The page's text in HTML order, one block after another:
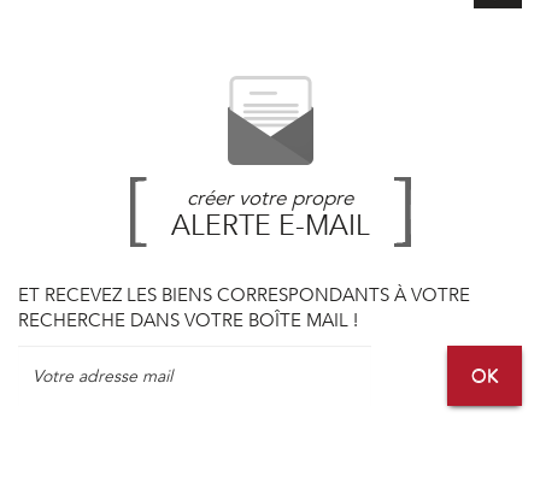
créer votre propre
ALERTE E-MAIL
ET RECEVEZ LES BIENS CORRESPONDANTS À VOTRE
RECHERCHE DANS VOTRE BOÎTE MAIL !
OK